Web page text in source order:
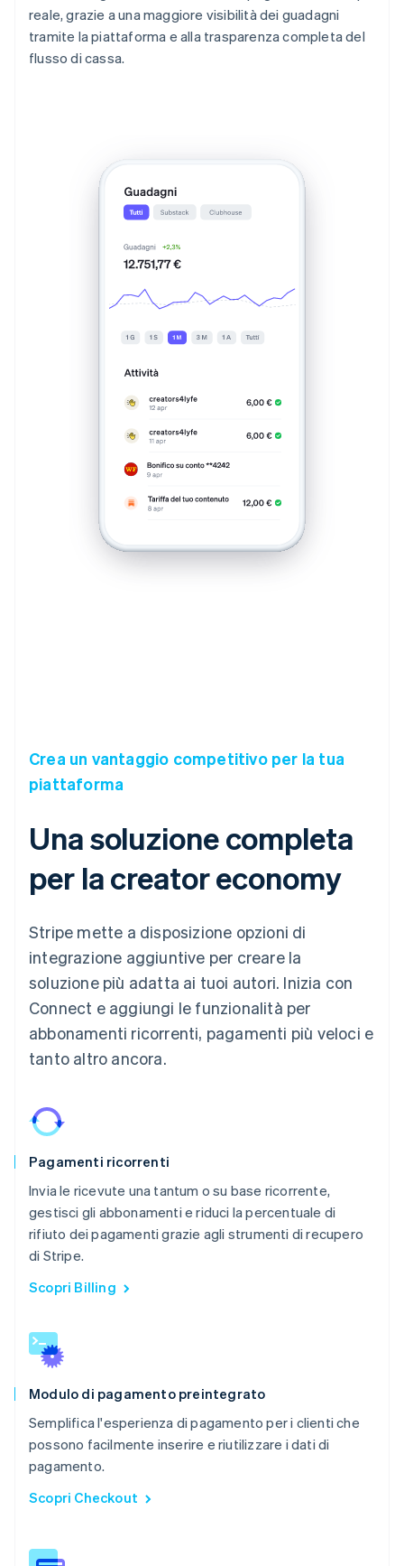
reale, grazie a una maggiore visibilità dei guadagni
tramite la piattaforma e alla trasparenza completa del
flusso di cassa.
Crea un vantaggio competitivo per la tua
piattaforma
Una soluzione completa
per la creator economy
Stripe mette a disposizione opzioni di
integrazione aggiuntive per creare la
soluzione più adatta ai tuoi autori. Inizia con
Connect e aggiungi le funzionalità per
abbonamenti ricorrenti, pagamenti più veloci e
tanto altro ancora.
Pagamenti ricorrenti
Invia le ricevute una tantum o su base ricorrente,
gestisci gli abbonamenti e riduci la percentuale di
rifiuto dei pagamenti grazie agli strumenti di recupero
di Stripe.
Scopri Billing
Modulo di pagamento preintegrato
Semplifica l'esperienza di pagamento per i clienti che
possono facilmente inserire e riutilizzare i dati di
pagamento.
Scopri Checkout